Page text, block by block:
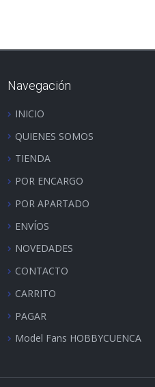
Navegación
INICIO
QUIENES SOMOS
TIENDA
POR ENCARGO
POR APARTADO
ENVÍOS
NOVEDADES
CONTACTO
CARRITO
PAGAR
Model Fans HOBBYCUENCA